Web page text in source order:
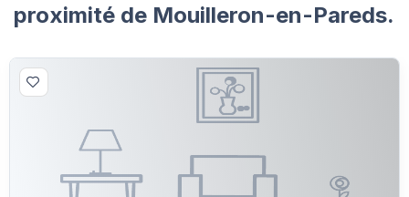
proximité de Mouilleron-en-Pareds.